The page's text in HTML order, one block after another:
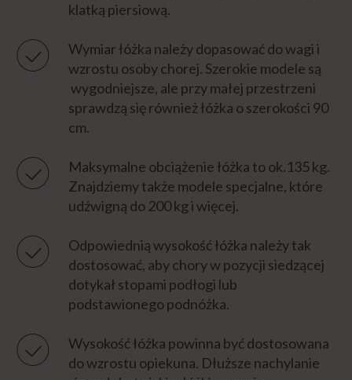
ŻYWIENIE CHOREGO
DIETA CHOREGO
FIZJOTERAPIA CHOREGO
OSTATNIE GODZINY ŻYCIA
Formalności
Emocje
Niezbędnik opiekuna
Eksperci
klatką piersiową.
Wymiar łóżka należy dopasować do wagi i
wzrostu osoby chorej. Szerokie modele są
wygodniejsze, ale przy małej przestrzeni
sprawdzą się również łóżka o szerokości 90
cm.
Maksymalne obciążenie łóżka to ok.135 kg.
Znajdziemy także modele specjalne, które
udźwigną do 200 kg i więcej.
Odpowiednią wysokość łóżka należy tak
dostosować, aby chory w pozycji siedzącej
dotykał stopami podłogi lub
podstawionego podnóżka.
Wysokość łóżka powinna być dostosowana
do wzrostu opiekuna. Dłuższe nachylanie